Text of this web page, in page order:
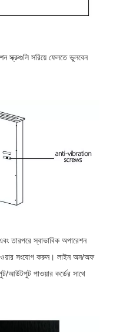
স্ক্রুগুলি সরিয়ে ফেলতে ভুলবেন
তারপরে স্বাভাবিক অপারেশন
সংযোগ করুন। লাইন অন/অফ
আউটপুট পাওয়ার কর্ডের সাথে